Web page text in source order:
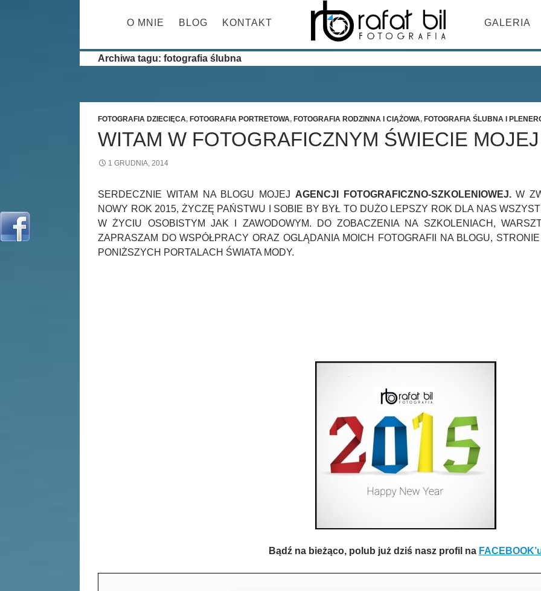
PRZESKOCZ DO TREŚCI
O MNIE BLOG KONTAKT GALERIA
Archiwa tagu: fotografia ślubna
FOTOGRAFIA DZIECIĘCA, FOTOGRAFIA PORTRETOWA, FOTOGRAFIA RODZINNA I CIĄŻOWA, FOTOGRAFIA ŚLUBNA I
WITAM W FOTOGRAFICZNYM ŚWIECIE
1 GRUDNIA, 2014
SERDECZNIE WITAM NA BLOGU MOJEJ AGENCJI FOTOGRAFICZNO-SZKOLENIOWEJ.W
NOWY ROK 2015, ŻYCZĘ PAŃSTWU I SOBIE BY BYŁ TO DUŻO LEPSZY ROK DLA NAS
W ŻYCIU OSOBISTYM JAK I ZAWODOWYM. DO ZOBACZENIA NA SZKOLENIACH,
ZAPRASZAM DO WSPÓŁPRACY ORAZ OGLĄDANIA MOICH FOTOGRAFII NA BLOGU,
PONIŻSZYCH PORTALACH ŚWIATA MODY.
Bądź na bieżąco, polub już dziś nasz profil na